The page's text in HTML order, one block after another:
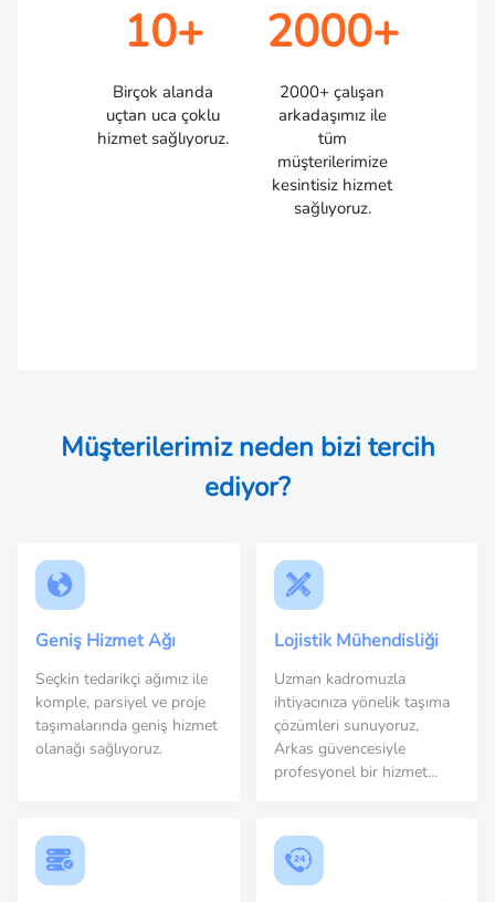
10+
Birçok alanda
uçtan uca çoklu
hizmet sağlıyoruz.
2000+
2000+ çalışan
arkadaşımız ile
tüm
müşterilerimize
kesintisiz hizmet
sağlıyoruz.
Müşterilerimiz neden bizi tercih
ediyor?
Geniş Hizmet Ağı
Seçkin tedarikçi ağımız ile
komple, parsiyel ve proje
taşımalarında geniş hizmet
olanağı sağlıyoruz.
Lojistik Mühendisliği
Uzman kadromuzla
ihtiyacınıza yönelik taşıma
çözümleri sunuyoruz,
Arkas güvencesiyle
profesyonel bir hizmet